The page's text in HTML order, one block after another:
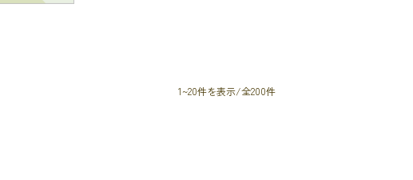
1~20件を表示/全200件